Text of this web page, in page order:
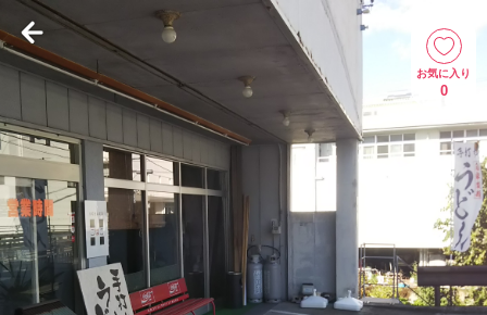
お気に入り
0